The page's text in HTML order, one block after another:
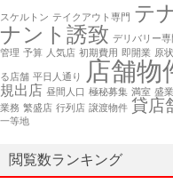
スケルトン テイクアウト専門 テ
ナント誘致 デリバリー専
管理 予算 人気店 初期費用 即開業 原
る店舗 平日人通り 店舗物
規出店 昼間人口 極秘募集 満室 盛
業務 繁盛店 行列店 譲渡物件 貸店
一等地
閲覧数ランキング